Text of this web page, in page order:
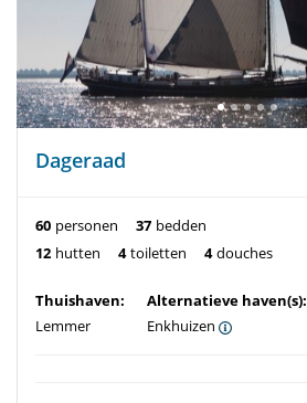
Dageraad
60 personen 37 bedden
12 hutten 4 toiletten 4 douches
Thuishaven:
Lemmer
Alternatieve haven(s):
Enkhuizen